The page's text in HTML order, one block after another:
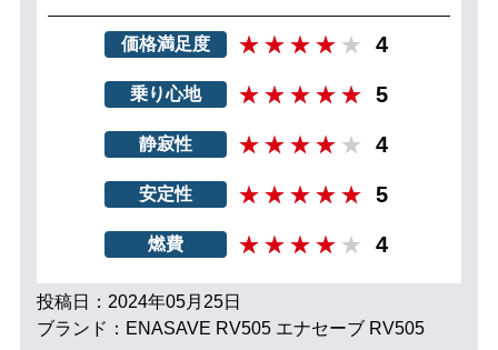
価格満足度 4
乗り心地 5
静寂性 4
安定性 5
燃費 4
投稿日：2024年05月25日
ブランド：ENASAVE RV505 エナセーブ RV505